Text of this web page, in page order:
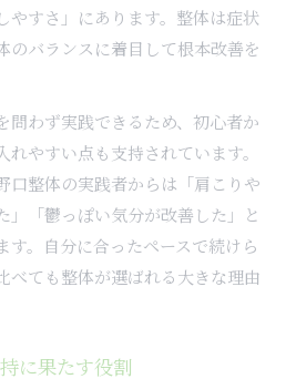
やすさ」にあります。整体は症状
のバランスに着目して根本改善を
問わず実践できるため、初心者か
やすい点も支持されています。
口整体の実践者からは「肩こりや
」「鬱っぽい気分が改善した」と
す。自分に合ったペースで続けら
べても整体が選ばれる大きな理由
に果たす役割